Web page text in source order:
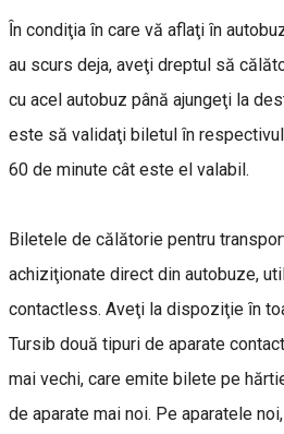
Ȋn condiţia ȋn care vă aflaţi ȋn
au scurs deja, aveţi dreptul să
cu acel autobuz până ajungeţi la
este să validaţi biletul ȋn
60 de minute cât este el valabil.
Biletele de călătorie pentru
achiziţionate direct din autobuze,
contactless. Aveţi la dispoziţie ȋn
Tursib două tipuri de aparate
mai vechi, care emite bilete pe
de aparate mai noi. Pe aparatele